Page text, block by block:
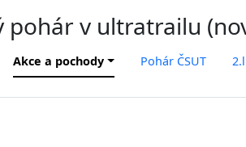
pohár v ultratrailu
Akce a pochody Pohár ČSUT